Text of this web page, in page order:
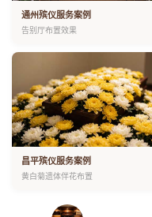
通州殡仪服务案例
告别厅布置效果
昌平殡仪服务案例
黄白菊遗体伴花布置